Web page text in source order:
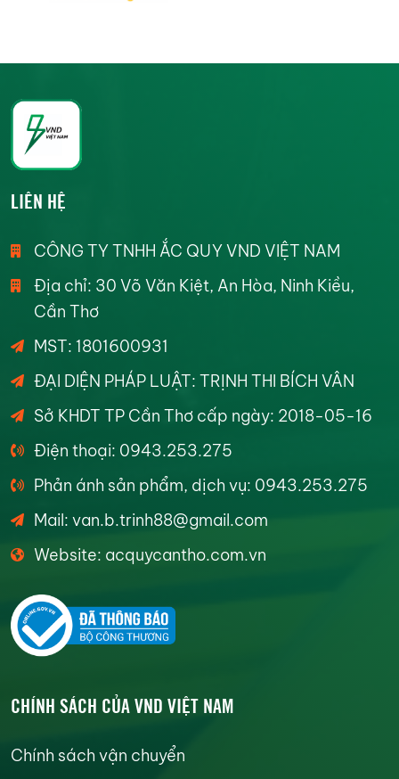
LIÊN HỆ
CÔNG TY TNHH ẮC QUY VND VIỆT NAM
Địa chỉ: 30 Võ Văn Kiệt, An Hòa, Ninh Kiều,
Cần Thơ
MST: 1801600931
ĐẠI DIỆN PHÁP LUẬT: TRỊNH THI BÍCH VÂN
Sở KHDT TP Cần Thơ cấp ngày: 2018-05-16
Điện thoại: 0943.253.275
Phản ánh sản phẩm, dịch vụ: 0943.253.275
Mail: van.b.trinh88@gmail.com
Website: acquycantho.com.vn
CHÍNH SÁCH CỦA VND VIỆT NAM
Chính sách vận chuyển